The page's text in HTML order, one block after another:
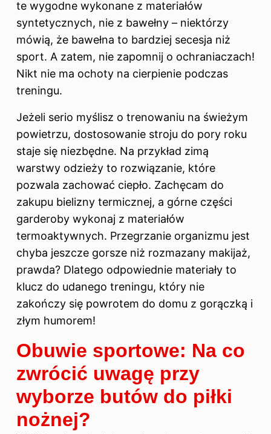
te wygodne wykonane z materiałów
syntetycznych, nie z bawełny – niektórzy
mówią, że bawełna to bardziej secesja niż
sport. A zatem, nie zapomnij o ochraniaczach!
Nikt nie ma ochoty na cierpienie podczas
treningu.
Jeżeli serio myślisz o trenowaniu na świeżym
powietrzu, dostosowanie stroju do pory roku
staje się niezbędne. Na przykład zimą
warstwy odzieży to rozwiązanie, które
pozwala zachować ciepło. Zachęcam do
zakupu bielizny termicznej, a górne części
garderoby wykonaj z materiałów
termoaktywnych. Przegrzanie organizmu jest
chyba jeszcze gorsze niż rozmazany makijaż,
prawda? Dlatego odpowiednie materiały to
klucz do udanego treningu, który nie
zakończy się powrotem do domu z gorączką i
złym humorem!
Obuwie sportowe: Na co
zwrócić uwagę przy
wyborze butów do piłki
nożnej?